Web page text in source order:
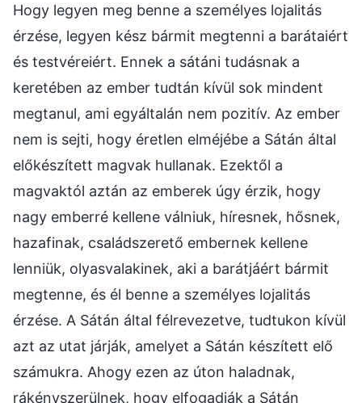
Hogy legyen meg benne a személyes lojalitás
érzése, legyen kész bármit megtenni a barátaiért
és testvéreiért. Ennek a sátáni tudásnak a
keretében az ember tudtán kívül sok mindent
megtanul, ami egyáltalán nem pozitív. Az ember
nem is sejti, hogy éretlen elméjébe a Sátán által
előkészített magvak hullanak. Ezektől a
magvaktól aztán az emberek úgy érzik, hogy
nagy emberré kellene válniuk, híresnek, hősnek,
hazafinak, családszerető embernek kellene
lenniük, olyasvalakinek, aki a barátjáért bármit
megtenne, és él benne a személyes lojalitás
érzése. A Sátán által félrevezetve, tudtukon kívül
azt az utat járják, amelyet a Sátán készített elő
számukra. Ahogy ezen az úton haladnak,
rákényszerülnek, hogy elfogadják a Sátán